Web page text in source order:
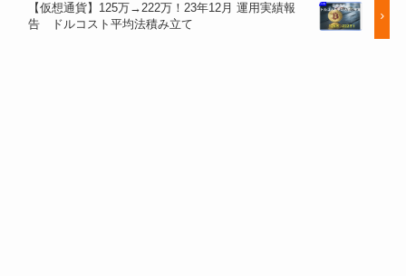
【仮想通貨】125万→222万！23年12月 運用実績報
告 ドルコスト平均法積み立て